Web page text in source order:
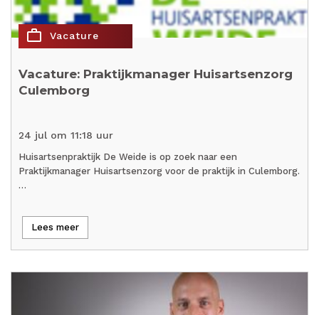
work_outline Vacature
Vacature: Praktijkmanager Huisartsenzorg
Culemborg
24 jul om 11:18 uur
Huisartsenpraktijk De Weide is op zoek naar een
Praktijkmanager Huisartsenzorg voor de praktijk in Culemborg.
…
Lees meer